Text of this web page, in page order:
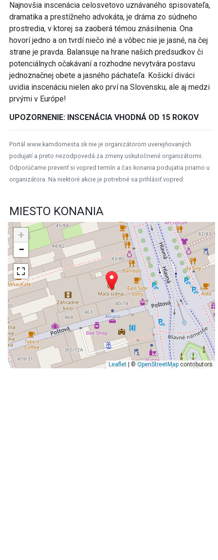
Najnovšia inscenácia celosvetovo uznávaného spisovateľa,
dramatika a prestížneho advokáta, je dráma zo súdneho
prostredia, v ktorej sa zaoberá témou znásilnenia. Ona
hovorí jedno a on tvrdí niečo iné a vôbec nie je jasné, na čej
strane je pravda. Balansuje na hrane našich predsudkov či
potenciálnych očakávaní a rozhodne nevytvára postavu
jednoznačnej obete a jasného páchateľa. Košickí diváci
uvidia inscenáciu nielen ako prví na Slovensku, ale aj medzi
prvými v Európe!
UPOZORNENIE: INSCENÁCIA VHODNÁ OD 15 ROKOV
Portál www.kamdomesta.sk nie je organizátorom uverejňovaných
podujatí a preto nezodpovedá za zmeny uskutočnené organizátormi.
Odporúčame preveriť si vopred termín a čas konania podujatia priamo u
organizátora. Na niektoré akcie je potrebné sa prihlásiť vopred.
MIESTO KONANIA
+
−
Leaflet| © OpenStreetMapcontributors